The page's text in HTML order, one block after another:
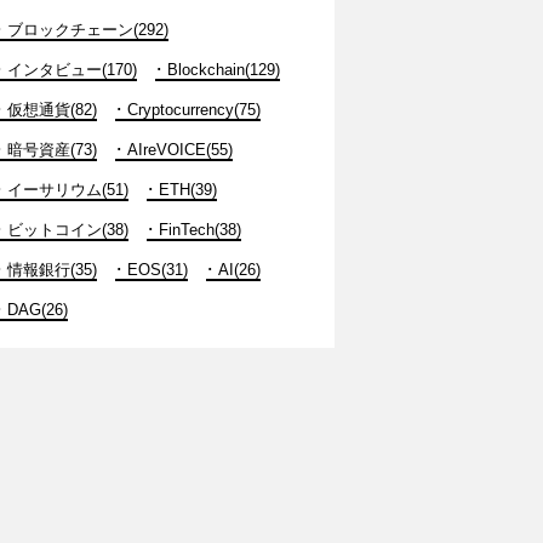
ブロックチェーン(292)
インタビュー(170) Blockchain(129)
仮想通貨(82) Cryptocurrency(75)
暗号資産(73) AIreVOICE(55)
イーサリウム(51) ETH(39)
ビットコイン(38) FinTech(38)
情報銀行(35) EOS(31) AI(26)
DAG(26)